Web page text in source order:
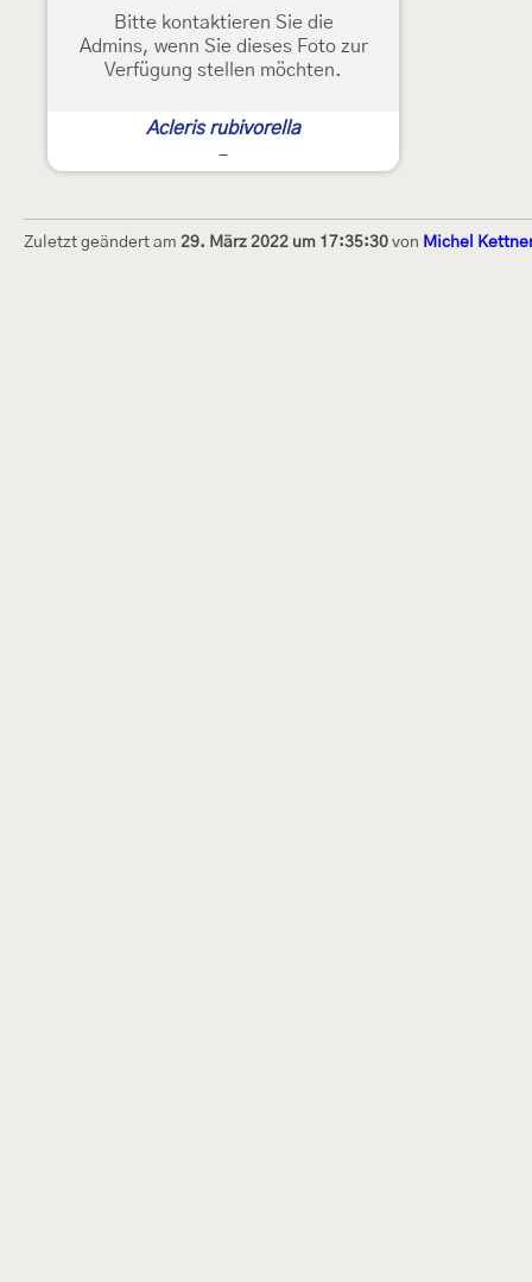
Bitte kontaktieren Sie die
Admins, wenn Sie dieses Foto zur
Verfügung stellen möchten.
Acleris rubivorella
-
Zuletzt geändert am 29. März 2022 um 17:35:30 von Michel